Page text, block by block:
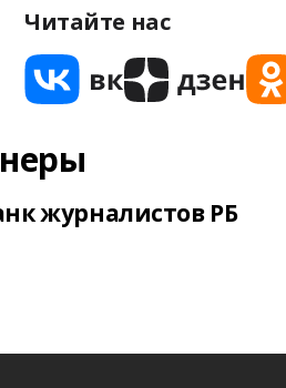
Читайте нас
журналистов РБ